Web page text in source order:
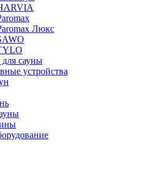
Люкс
сауны
устройства